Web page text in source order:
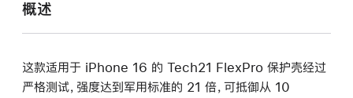
概述
这款适用于 iPhone 16 的 Tech21 FlexPro 保护壳经过
严格测试，强度达到军用标准的 21 倍，可抵御从 10